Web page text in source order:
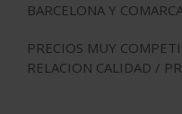
BARCELONA Y
PRECIOS MUY
RELACION CALIDAD /